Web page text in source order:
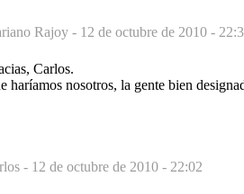
Rajoy - 12 de octubre de 2010 -
Carlos.
haríamos nosotros, la gente bien
- 12 de octubre de 2010 - 22:02